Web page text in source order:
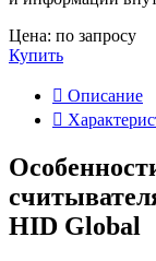
Цена: по запросу
Купить
Описание
HID Global